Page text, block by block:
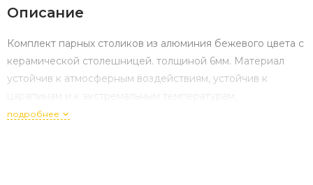
Описание
Комплект парных столиков из алюминия бежевого цвета с
керамической столешницей. толщиной 6мм. Материал
устойчив к атмосферным воздействиям, устойчив к
подробнее